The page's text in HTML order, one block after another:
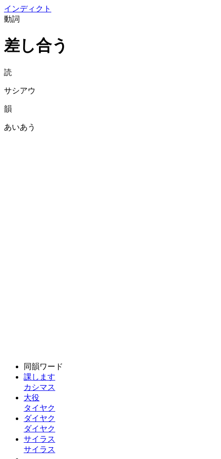
インディクト
動詞
差し合う
読
サシアウ
韻
あいあう
同韻ワード
課します
カシマス
大役
タイヤク
ダイヤク
ダイヤク
サイラス
サイラス